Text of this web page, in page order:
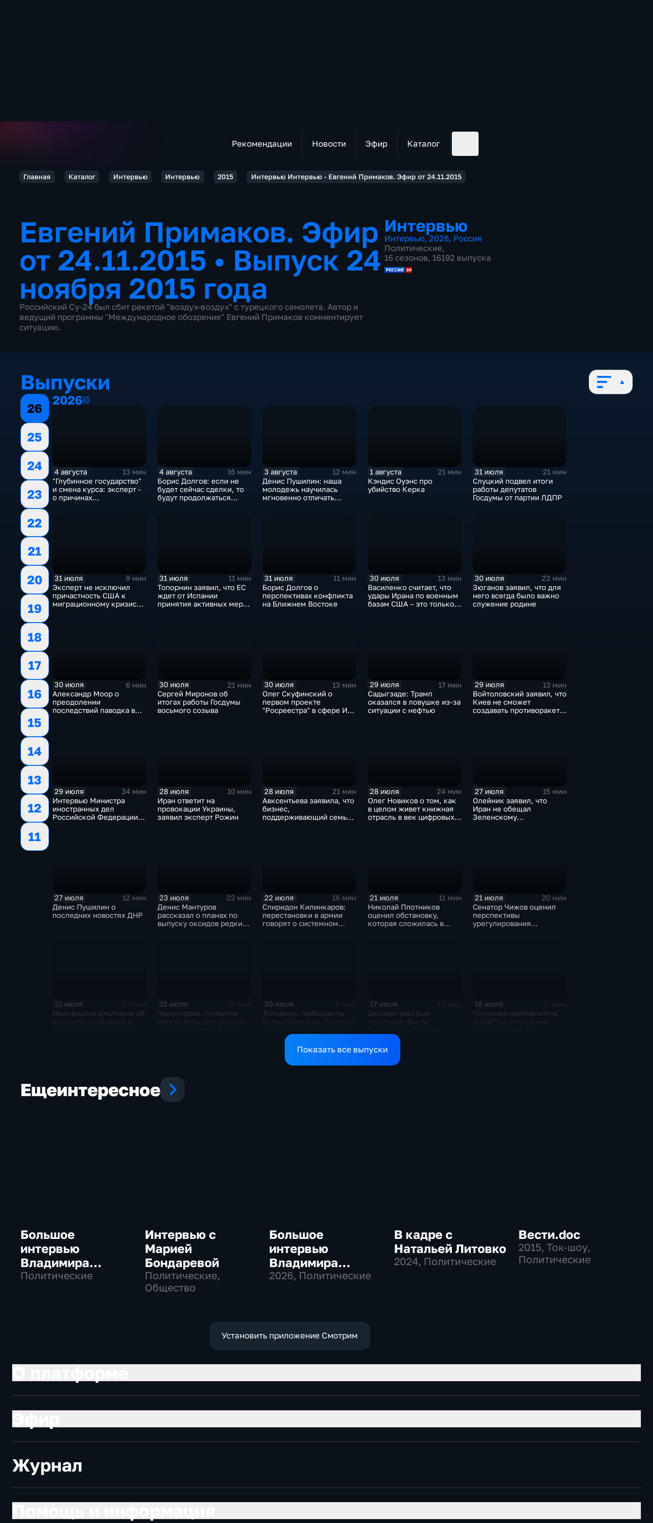
Рекомендации Новости Эфир Каталог
Главная Каталог Интервью Интервью 2015 Интервью Интервью - Евгений Примаков. Эфир от 24.11.2015
Евгений Примаков. Эфир
от 24.11.2015 • Выпуск 24
ноября 2015 года
Российский Су-24 был сбит ракетой "воздух-воздух" с турецкого самолета. Автор и
ведущий программы "Международное обозрение" Евгений Примаков комментирует
ситуацию.
Интервью
Интервью, 2026, Россия
Политические,
16 сезонов, 16192 выпуска
Выпуски
26
25
24
23
22
21
20
19
18
17
16
15
14
13
12
11
20262026
4 августа
13 мин
"Глубинное государство"
и смена курса: эксперт -
о причинах
4 августа
16 мин
Борис Долгов: если не
будет сейчас сделки, то
будут продолжаться
3 августа
12 мин
Денис Пушилин: наша
молодежь научилась
мгновенно отличать
1 августа
21 мин
Кэндис Оуэнс про
убийство Керка
31 июля
21 мин
Слуцкий подвел итоги
работы депутатов
Госдумы от партии ЛДПР
31 июля
9 мин
Эксперт не исключил
причастность США к
миграционному кризису в
31 июля
11 мин
Топорнин заявил, что ЕС
ждет от Испании
принятия активных мер
31 июля
11 мин
Борис Долгов о
перспективах конфликта
на Ближнем Востоке
30 июля
13 мин
Василенко считает, что
удары Ирана по военным
базам США – это только
30 июля
22 мин
Зюганов заявил, что для
него всегда было важно
служение родине
30 июля
6 мин
Александр Моор о
преодолении
последствий паводка в
30 июля
21 мин
Сергей Миронов об
итогах работы Госдумы
восьмого созыва
30 июля
13 мин
Олег Скуфинский о
первом проекте
"Росреестра" в сфере ИИ
29 июля
17 мин
Садыгзаде: Трамп
оказался в ловушке из-за
ситуации с нефтью
29 июля
13 мин
Войтоловский заявил, что
Киев не сможет
создавать противоракеты
29 июля
34 мин
Интервью Министра
иностранных дел
Российской Федерации,
28 июля
10 мин
Иран ответит на
провокации Украины,
заявил эксперт Рожин
28 июля
21 мин
Авксентьева заявила, что
бизнес,
поддерживающий семьи,
28 июля
24 мин
Олег Новиков о том, как
в целом живет книжная
отрасль в век цифровых
27 июля
15 мин
Олейник заявил, что
Иран не обещал
Зеленскому
27 июля
12 мин
Денис Пушилин о
последних новостях ДНР
23 июля
22 мин
Денис Мантуров
рассказал о планах по
выпуску оксидов редких
22 июля
16 мин
Спиридон Килинкаров:
перестановки в армии
говорят о системном
21 июля
11 мин
Николай Плотников
оценил обстановку,
которая сложилась в
21 июля
20 мин
Сенатор Чижов оценил
перспективы
урегулирования
21 июля
Минсельхоз отчитался об
21 июля
Черногория готовится
20 июля
Топорнин: лейбористы
17 июля
Эксперт раскрыл
главы СБУ
16 июля
Политика нейтралитета
Показать все выпуски
Ещеинтересное
Большое
интервью
Владимира
Путина Сергею
Политические
Интервью с
Марией
Бондаревой
Политические,
Общество
Большое
интервью
Владимира
Соловьева
2026, Политические
В кадре с
Натальей Литовко
2024, Политические
Вести.doc
2015, Ток-шоу,
Политические
Установить приложение Смотрим
Журнал